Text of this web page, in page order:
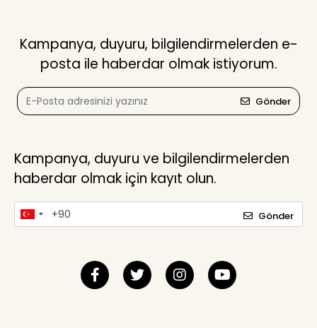
Kampanya, duyuru, bilgilendirmelerden e-
posta ile haberdar olmak istiyorum.
Gönder
Kampanya, duyuru ve bilgilendirmelerden
haberdar olmak için kayıt olun.
Gönder